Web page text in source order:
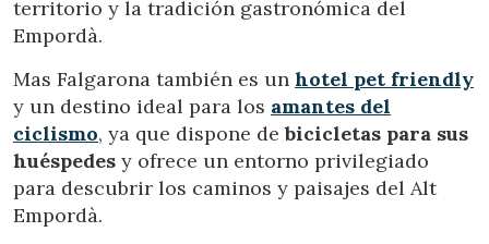
territorio y la tradición gastronómica del
Empordà.
Mas Falgarona también es un hotel pet friendly
y un destino ideal para los amantes del
ciclismo, ya que dispone debicicletas para sus
huéspedes y ofrece un entorno privilegiado
para descubrir los caminos y paisajes del Alt
Empordà.
Marketing y publicidad
Estas cookies son utilizadas para almacenar información
sobre las preferencias y elecciones personales del usuario
a través de la observación continuada de sus hábitos de
navegación. Gracias a ellas, podemos conocer los hábitos
de navegación en el sitio web y mostrar publicidad
relacionada con el perfil de navegación del usuario.